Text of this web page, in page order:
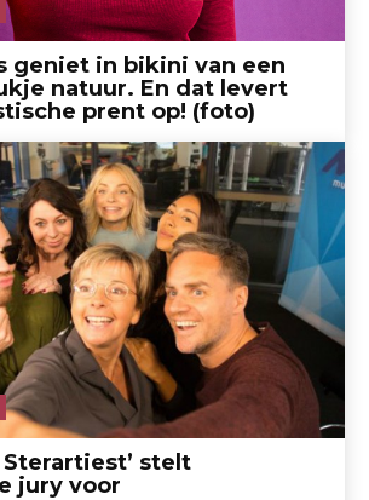
geniet in bikini van een
natuur. En dat levert
prent op! (foto)
Sterartiest’ stelt
jury voor